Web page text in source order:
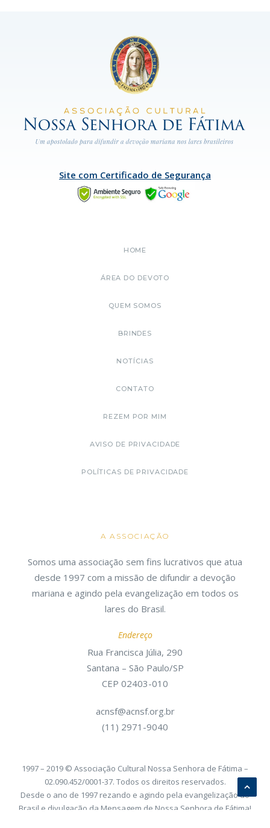
Site com Certificado de Segurança
HOME
ÁREA DO DEVOTO
QUEM SOMOS
BRINDES
NOTÍCIAS
CONTATO
REZEM POR MIM
AVISO DE PRIVACIDADE
POLÍTICAS DE PRIVACIDADE
A ASSOCIAÇÃO
Somos uma associação sem fins lucrativos que atua
desde 1997 com a missão de difundir a devoção
mariana e agindo pela evangelização em todos os
lares do Brasil.
Endereço
Rua Francisca Júlia, 290
Santana – São Paulo/SP
CEP 02403-010
acnsf@acnsf.org.br
(11) 2971-9040
1997 – 2019 © Associação Cultural Nossa Senhora de Fátima –
02.090.452/0001-37. Todos os direitos reservados.
Desde o ano de 1997 rezando e agindo pela evangelização do
Brasil e divulgação da Mensagem de Nossa Senhora de Fátima!